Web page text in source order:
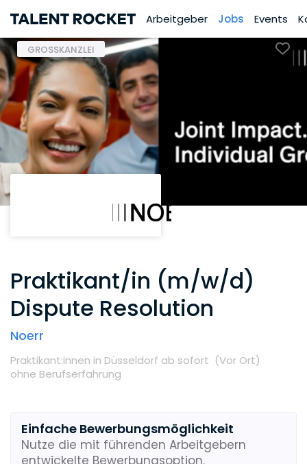
Arbeitgeber Jobs Events
GROSSKANZLEI
Praktikant/in (m/w/d)
Dispute Resolution
Noerr
Praktikant:innen in Düsseldorf ab sofort (Vor Ort)
ohne Berufserfahrung
Einfache Bewerbungsmöglichkeit
Nutze die mit führenden Arbeitgebern
entwickelte Bewerbungsoption.